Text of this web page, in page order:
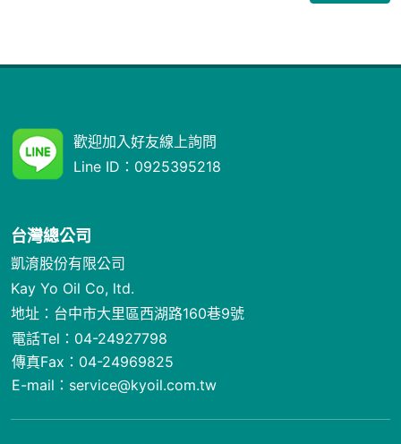
歡迎加入好友線上詢問
Line ID： 0925395218
台灣總公司
凱淯股份有限公司
Kay Yo Oil Co, ltd.
地址：台中市大里區西湖路160巷9號
電話Tel： 04-24927798
傳真Fax：04-24969825
E-mail： service@kyoil.com.tw